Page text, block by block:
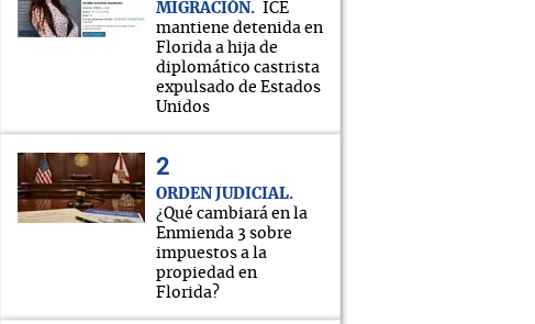
MIGRACIÓN
ICE
mantiene detenida en
Florida a hija de
diplomático castrista
expulsado de Estados
Unidos
ORDEN JUDICIAL
¿Qué cambiará en la
Enmienda 3 sobre
impuestos a la
propiedad en
Florida?